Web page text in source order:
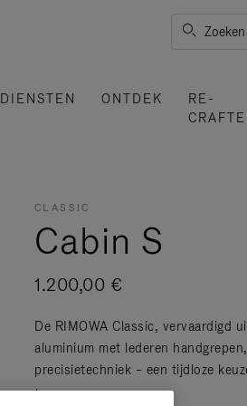
Zoeken
DIENSTEN ONTDEK
RE-
CLASSIC
Cabin S
1.200,00 €
De RIMOWA Classic, vervaardigd
aluminium met lederen
precisietechniek – een tijdloze
Lees meer